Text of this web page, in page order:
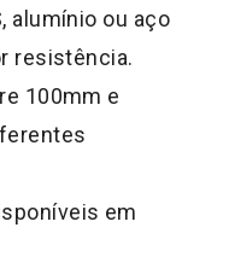
alumínio ou aço
resistência.
100mm e
em